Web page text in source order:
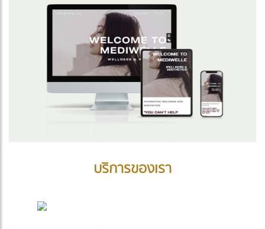
บริการของเรา